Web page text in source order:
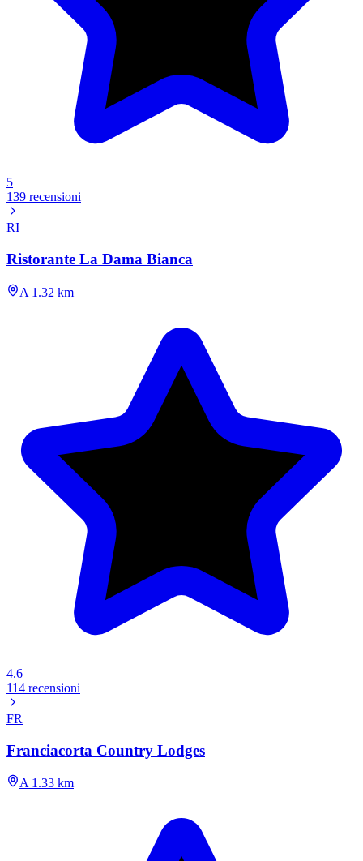
5
139 recensioni
RI
Ristorante La Dama Bianca
A 1.32 km
4.6
114 recensioni
FR
Franciacorta Country Lodges
A 1.33 km